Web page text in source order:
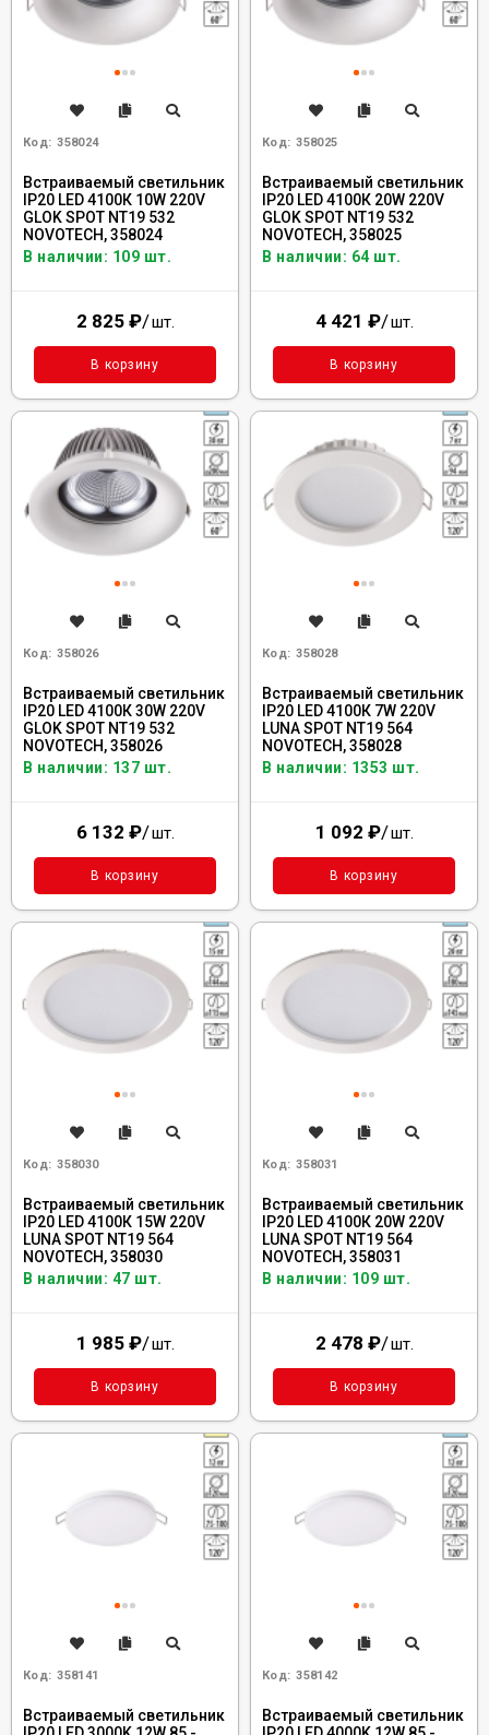
Код: 358024
Встраиваемый светильник
IP20 LED 4100К 10W 220V
GLOK SPOT NT19 532
NOVOTECH, 358024
В наличии: 109 шт.
2 825 ₽/шт.
В корзину
Код: 358025
Встраиваемый светильник
IP20 LED 4100К 20W 220V
GLOK SPOT NT19 532
NOVOTECH, 358025
В наличии: 64 шт.
4 421 ₽/шт.
В корзину
Код: 358026
Встраиваемый светильник
IP20 LED 4100К 30W 220V
GLOK SPOT NT19 532
NOVOTECH, 358026
В наличии: 137 шт.
6 132 ₽/шт.
В корзину
Код: 358028
Встраиваемый светильник
IP20 LED 4100К 7W 220V
LUNA SPOT NT19 564
NOVOTECH, 358028
В наличии: 1353 шт.
1 092 ₽/шт.
В корзину
Код: 358030
Встраиваемый светильник
IP20 LED 4100К 15W 220V
LUNA SPOT NT19 564
NOVOTECH, 358030
В наличии: 47 шт.
1 985 ₽/шт.
В корзину
Код: 358031
Встраиваемый светильник
IP20 LED 4100К 20W 220V
LUNA SPOT NT19 564
NOVOTECH, 358031
В наличии: 109 шт.
2 478 ₽/шт.
В корзину
Код: 358141
Встраиваемый светильник
Код: 358142
Встраиваемый светильник